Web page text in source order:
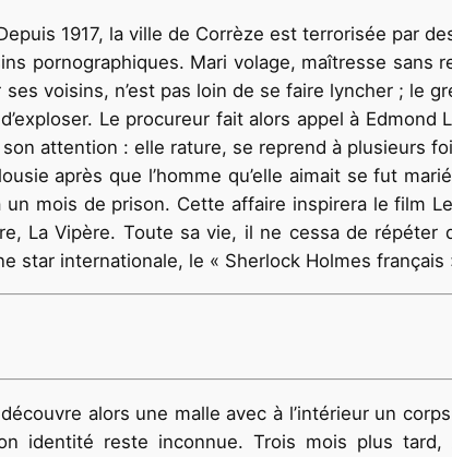
1917, la ville de Corrèze est terrorisée par
pornographiques. Mari volage, maîtresse sans
voisins, n’est pas loin de se faire lyncher ; le
Le procureur fait alors appel à Edmond
attention : elle rature, se reprend à plusieurs
après que l’homme qu’elle aimait se fut
mois de prison. Cette affaire inspirera le film
La Vipère. Toute sa vie, il ne cessa de répéter
star internationale, le « Sherlock Holmes français
alors une malle avec à l’intérieur un
identité reste inconnue. Trois mois plus tard,